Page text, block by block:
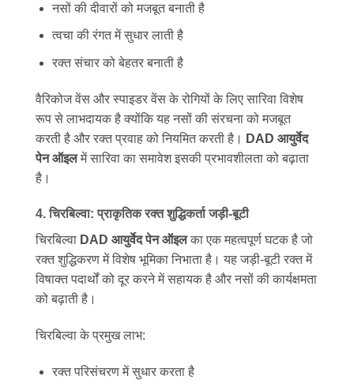
नसों की दीवारों को मजबूत बनाती है
त्वचा की रंगत में सुधार लाती है
रक्त संचार को बेहतर बनाती है
वैरिकोज वेंस और स्पाइडर वेंस के रोगियों के लिए सारिवा विशेष
रूप से लाभदायक है क्योंकि यह नसों की संरचना को मजबूत
करती है और रक्त प्रवाह को नियमित करती है।
DAD आयुर्वेद
पेन ऑइलमें सारिवा का समावेश इसकी प्रभावशीलता को बढ़ाता
है।
4. चिरबिल्वा: प्राकृतिक रक्त शुद्धिकर्ता जड़ी-बूटी
चिरबिल्वा DAD आयुर्वेद पेन ऑइलका एक महत्वपूर्ण घटक है जो
रक्त शुद्धिकरण में विशेष भूमिका निभाता है। यह जड़ी-बूटी रक्त में
विषाक्त पदार्थों को दूर करने में सहायक है और नसों की कार्यक्षमता
को बढ़ाती है।
चिरबिल्वा के प्रमुख लाभ:
रक्त परिसंचरण में सुधार करता है